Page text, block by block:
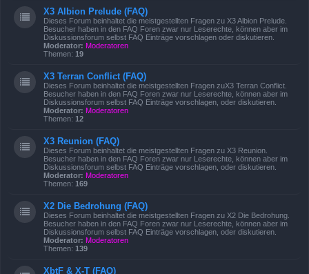
X3 Albion Prelude (FAQ)
Dieses Forum beinhaltet die meistgestellten Fragen zu X3 Albion Prelude.
Besucher haben in den FAQ Foren zwar nur Leserechte, können aber im
Diskussionsforum selbst FAQ Einträge vorschlagen oder diskutieren.
Moderator: Moderatoren
Themen: 19
X3 Terran Conflict (FAQ)
Dieses Forum beinhaltet die meistgestellten Fragen zuX3 Terran Conflict.
Besucher haben in den FAQ Foren zwar nur Leserechte, können aber im
Diskussionsforum selbst FAQ Einträge vorschlagen, oder diskutieren.
Moderator: Moderatoren
Themen: 12
X3 Reunion (FAQ)
Dieses Forum beinhaltet die meistgestellten Fragen zu X3 Reunion.
Besucher haben in den FAQ Foren zwar nur Leserechte, können aber im
Diskussionsforum selbst FAQ Einträge vorschlagen, oder diskutieren.
Moderator: Moderatoren
Themen: 169
X2 Die Bedrohung (FAQ)
Dieses Forum beinhaltet die meistgestellten Fragen zu X2 Die Bedrohung.
Besucher haben in den FAQ Foren zwar nur Leserechte, können aber im
Diskussionsforum selbst FAQ Einträge vorschlagen, oder diskutieren.
Moderator: Moderatoren
Themen: 139
XbtF & X-T (FAQ)